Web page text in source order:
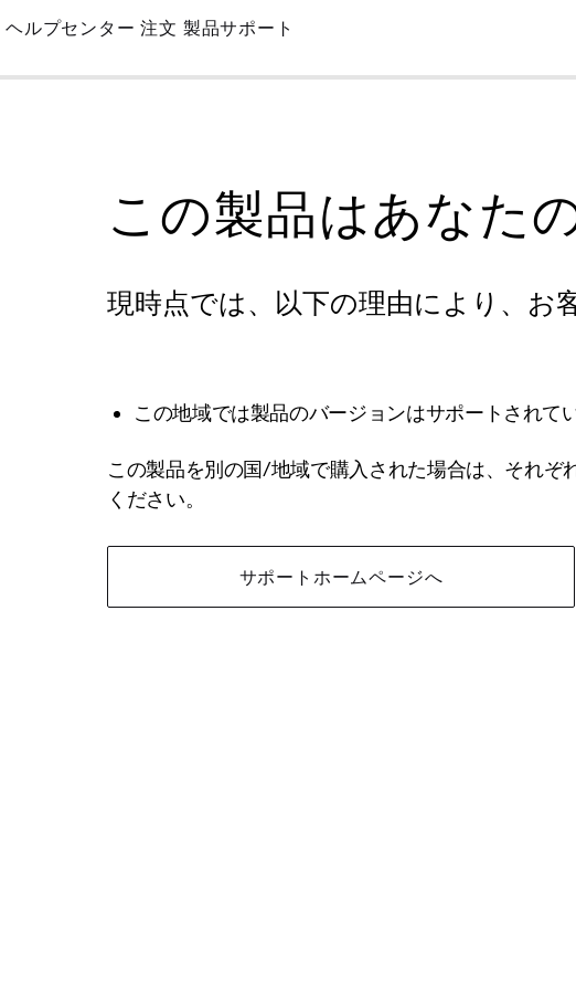
Skip
Main
ヘルプセンター 注文 製品サポート
この製品はあなた
現時点では、以下の理由により、お
この地域では製品のバージョンはサポートされて
この製品を別の国/地域で購入された場合は、それ
ください。
サポートホームページへ